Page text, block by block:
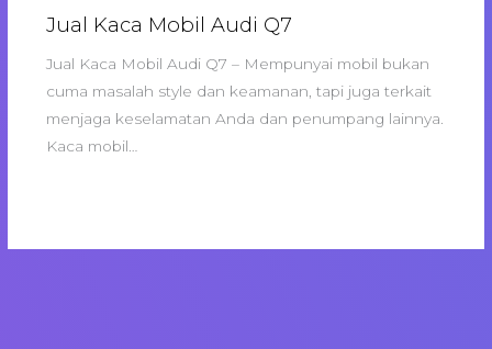
Jual Kaca Mobil Audi Q7
Jual Kaca Mobil Audi Q7 – Mempunyai mobil bukan
cuma masalah style dan keamanan, tapi juga terkait
menjaga keselamatan Anda dan penumpang lainnya.
Kaca mobil…